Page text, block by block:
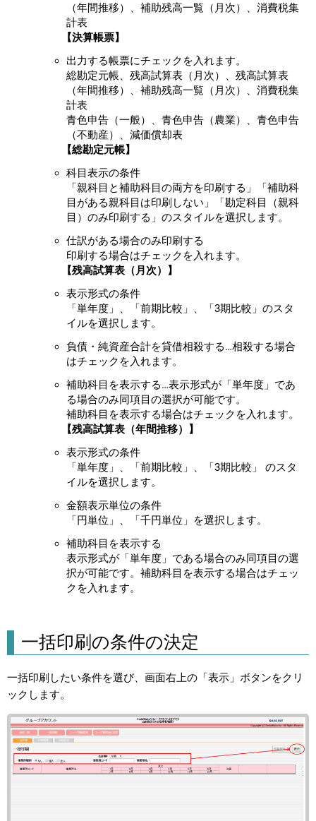
（年間推移）、補助残高一覧（月次）、消費税集
計表
【決算帳票】
出力する帳票にチェックを入れます。
総勘定元帳、残高試算表（月次）、残高試算表
（年間推移）、補助残高一覧（月次）、消費税集
計表
青色申告（一般）、青色申告（農業）、青色申告
（不動産）、減価償却表
【総勘定元帳】
科目表示の条件
「親科目と補助科目の両方を印刷する」「補助科
目がある親科目は印刷しない」「勘定科目（親科
目）のみ印刷する」のスタイルを選択します。
仕訳がある場合のみ印刷する
印刷する場合はチェックを入れます。
【残高試算表（月次）】
表示形式の条件
「単年度」、「前期比較」、「3期比較」のスタ
イルを選択します。
負債・純資産合計を貸借相殺する…相殺する場合
はチェックを入れます。
補助科目を表示する…表示形式が「単年度」であ
る場合のみ同項目の選択が可能です。
補助科目を表示する場合はチェックを入れます。
【残高試算表（年間推移）】
表示形式の条件
「単年度」、「前期比較」、「3期比較」 のスタ
イルを選択します。
金額表示単位の条件
「円単位」、「千円単位」を選択します。
補助科目を表示する
表示形式が「単年度」である場合のみ同項目の選
択が可能です。補助科目を表示する場合はチェッ
クを入れます。
一括印刷の条件の決定
一括印刷したい条件を選び、画面右上の「表示」ボタンをクリ
ックします。